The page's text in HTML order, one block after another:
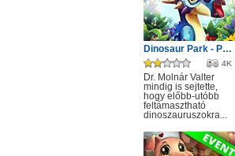
Dinosaur Park - Primeval Zoo
4K
Dr. Molnár Valter
mindig is sejtette,
hogy előbb-utóbb
feltámasztható
dinoszauruszokra...